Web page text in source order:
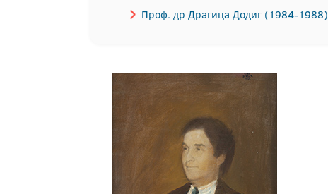
Проф. др Драгица Додиг (1984-1988)